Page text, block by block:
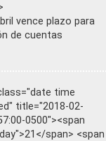
vence plazo para
de cuentas
time
title="2018-02-
0500"><span
span> <span